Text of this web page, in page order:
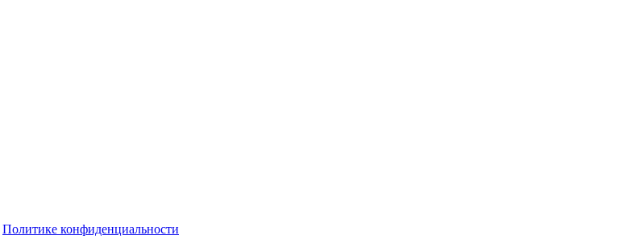
Политике конфиденциальности